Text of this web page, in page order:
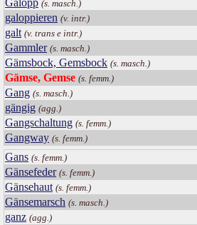
(s. masch.)
galoppieren (v. intr.)
galt (v. trans e intr.)
Gammler (s. masch.)
Gämsbock, Gemsbock (s. masch.)
Gämse, Gemse (s. femm.)
Gang (s. masch.)
gängig (agg.)
Gangschaltung (s. femm.)
Gangway (s. femm.)
Gans (s. femm.)
Gänsefeder (s. femm.)
Gänsehaut (s. femm.)
Gänsemarsch (s. masch.)
ganz (agg.)